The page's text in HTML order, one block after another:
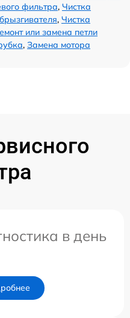
фильтра, Чистка
, Чистка
или замена петли
, Замена мотора
в день